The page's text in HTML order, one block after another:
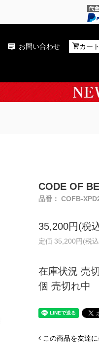
お問い合わせ カー
CODE OF
品番： COFB-
35,200円(税
定価 35,200円(税
在庫状況 売
個 売切れ中
この商品を友達